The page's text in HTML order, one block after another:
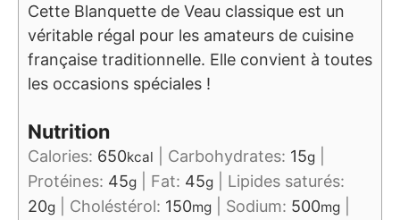
Cette Blanquette de Veau classique est un
véritable régal pour les amateurs de cuisine
française traditionnelle. Elle convient à toutes
les occasions spéciales !
Nutrition
Calories: 650kcal Carbohydrates: 15g
Protéines: 45g Fat: 45g
Lipides saturés:
20g Choléstérol: 150mg Sodium: 500mg